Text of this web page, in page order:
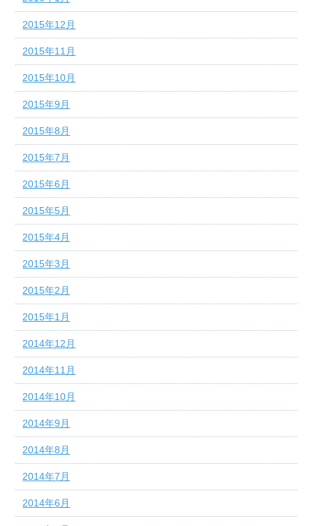
2015年12月
2015年11月
2015年10月
2015年9月
2015年8月
2015年7月
2015年6月
2015年5月
2015年4月
2015年3月
2015年2月
2015年1月
2014年12月
2014年11月
2014年10月
2014年9月
2014年8月
2014年7月
2014年6月